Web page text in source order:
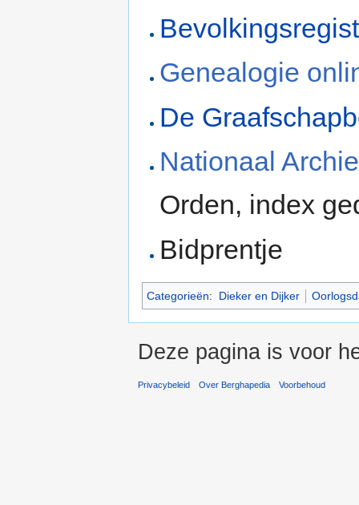
Genealogie
De
Nationaal
Orden, index
Bidprentje
Categorieën: Dieker en Dijker
Deze pagina is voor
Privacybeleid Over Berghapedia Voorbehoud